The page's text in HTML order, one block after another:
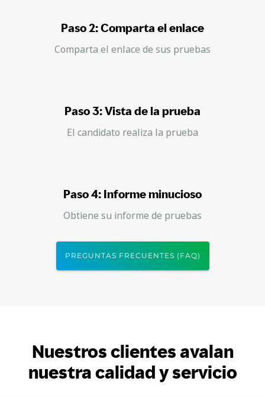
Paso 2: Comparta el enlace
Comparta el enlace de sus pruebas
Paso 3: Vista de la prueba
El candidato realiza la prueba
Paso 4: Informe minucioso
Obtiene su informe de pruebas
PREGUNTAS FRECUENTES (FAQ)
Nuestros clientes avalan
nuestra calidad y servicio